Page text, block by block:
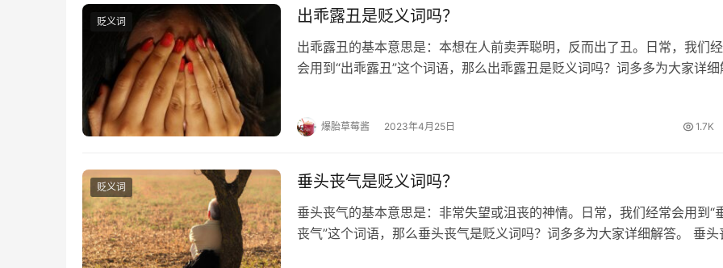
贬义词 出乖露丑是贬义词吗？
出乖露丑的基本意思是：本想在人前卖弄聪明，反而出了丑。日常，我们
会用到“出乖露丑”这个词语，那么出乖露丑是贬义词吗？词多多为大家详细
爆胎草莓酱 2023年4月25日 1.7K
贬义词 垂头丧气是贬义词吗？
垂头丧气的基本意思是：非常失望或沮丧的神情。日常，我们经常会用到“
丧气”这个词语，那么垂头丧气是贬义词吗？词多多为大家详细解答。 垂头